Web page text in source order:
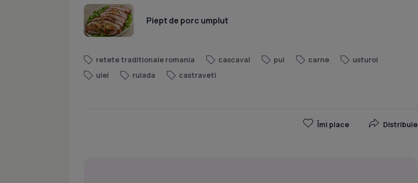
Piept de porc umplut
retete traditionale romania cascaval pui carne
usturoi
ulei
rulada castraveti
Îmi place Distribuie